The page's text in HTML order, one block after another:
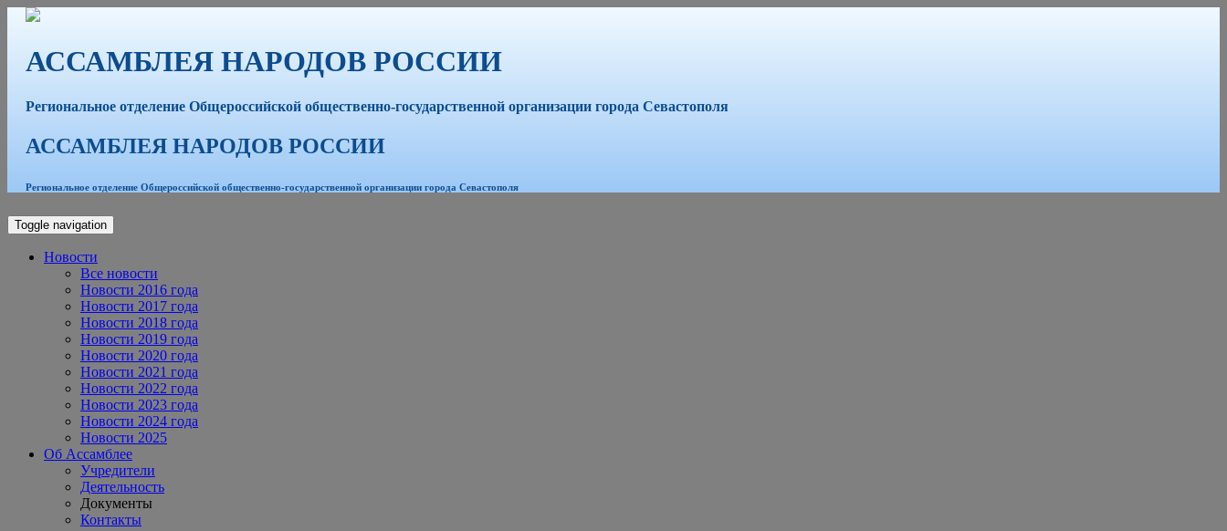
АССАМБЛЕЯ НАРОДОВ РОССИИ
Региональное отделение Общероссийской общественно-государственной организации города Севастополя
АССАМБЛЕЯ НАРОДОВ РОССИИ
Региональное отделение Общероссийской общественно-государственной организации города Севастополя
Toggle navigation
Новости
Все новости
Новости 2016 года
Новости 2017 года
Новости 2018 года
Новости 2019 года
Новости 2020 года
Новости 2021 года
Новости 2022 года
Новости 2023 года
Новости 2024 года
Новости 2025
Об Ассамблее
Учредители
Деятельность
Документы
Контакты